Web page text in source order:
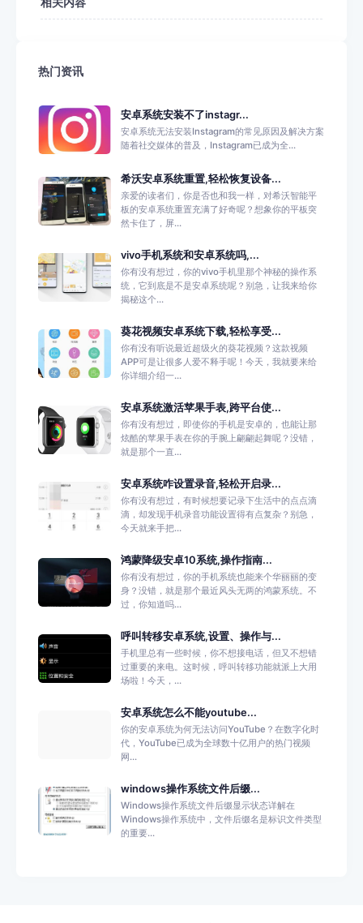
热门资讯
安卓系统安装不了instagr...
安卓系统无法安装Instagram的常见原因及解决方案
随着社交媒体的普及，Instagram已成为全...
希沃安卓系统重置,轻松恢复设备...
亲爱的读者们，你是否也和我一样，对希沃智能平
板的安卓系统重置充满了好奇呢？想象你的平板突
然卡住了，屏...
vivo手机系统和安卓系统吗,...
你有没有想过，你的vivo手机里那个神秘的操作系
统，它到底是不是安卓系统呢？别急，让我来给你
揭秘这个...
葵花视频安卓系统下载,轻松享受...
你有没有听说最近超级火的葵花视频？这款视频
APP可是让很多人爱不释手呢！今天，我就要来给
你详细介绍一...
安卓系统激活苹果手表,跨平台使...
你有没有想过，即使你的手机是安卓的，也能让那
炫酷的苹果手表在你的手腕上翩翩起舞呢？没错，
就是那个一直...
安卓系统咋设置录音,轻松开启录...
你有没有想过，有时候想要记录下生活中的点点滴
滴，却发现手机录音功能设置得有点复杂？别急，
今天就来手把...
鸿蒙降级安卓10系统,操作指南...
你有没有想过，你的手机系统也能来个华丽丽的变
身？没错，就是那个最近风头无两的鸿蒙系统。不
过，你知道吗...
呼叫转移安卓系统,设置、操作与...
手机里总有一些时候，你不想接电话，但又不想错
过重要的来电。这时候，呼叫转移功能就派上大用
场啦！今天，...
安卓系统怎么不能youtube...
你的安卓系统为何无法访问YouTube？在数字化时
代，YouTube已成为全球数十亿用户的热门视频
网...
windows操作系统文件后缀...
Windows操作系统文件后缀显示状态详解在
Windows操作系统中，文件后缀名是标识文件类型
的重要...